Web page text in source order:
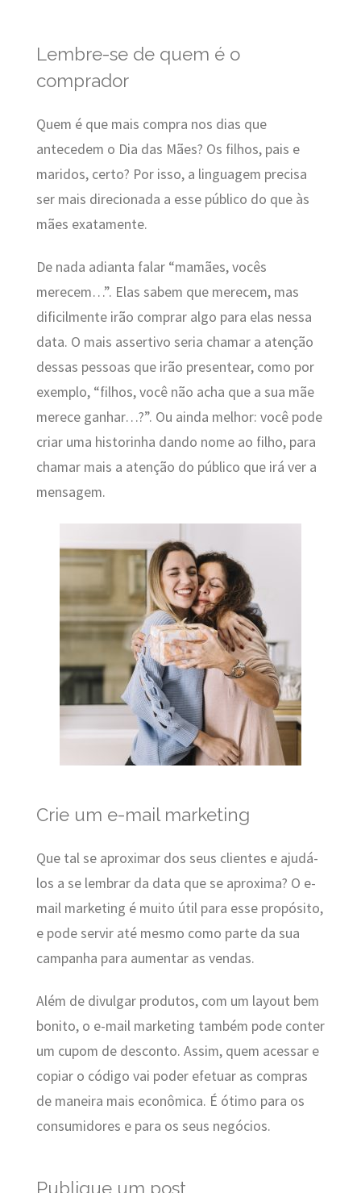
Lembre-se de quem é o
comprador
Quem é que mais compra nos dias que
antecedem o Dia das Mães? Os filhos, pais e
maridos, certo? Por isso, a linguagem precisa
ser mais direcionada a esse público do que às
mães exatamente.
De nada adianta falar “mamães, vocês
merecem…”. Elas sabem que merecem, mas
dificilmente irão comprar algo para elas nessa
data. O mais assertivo seria chamar a atenção
dessas pessoas que irão presentear, como por
exemplo, “filhos, você não acha que a sua mãe
merece ganhar…?”. Ou ainda melhor: você pode
criar uma historinha dando nome ao filho, para
chamar mais a atenção do público que irá ver a
mensagem.
Crie um e-mail marketing
Que tal se aproximar dos seus clientes e ajudá-
los a se lembrar da data que se aproxima? O e-
mail marketing é muito útil para esse propósito,
e pode servir até mesmo como parte da sua
campanha para aumentar as vendas.
Além de divulgar produtos, com um layout bem
bonito, o e-mail marketing também pode conter
um cupom de desconto. Assim, quem acessar e
copiar o código vai poder efetuar as compras
de maneira mais econômica. É ótimo para os
consumidores e para os seus negócios.
Publique um post